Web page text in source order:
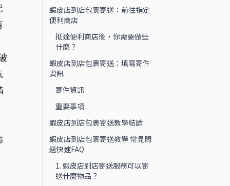
蝦皮店到店包裹寄送：前往指定
便利商店
抵達便利商店後，你需要做些
什麼？
蝦皮店到店包裹寄送：填寫寄件
資訊
寄件資訊
重要事項
蝦皮店到店包裹寄送教學結論
蝦皮店到店包裹寄送教學 常見問
題快速FAQ
1. 蝦皮店到店寄送服務可以寄
送什麼物品？